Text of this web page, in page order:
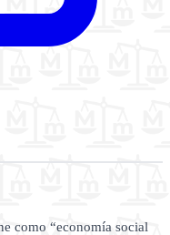
como “economía social